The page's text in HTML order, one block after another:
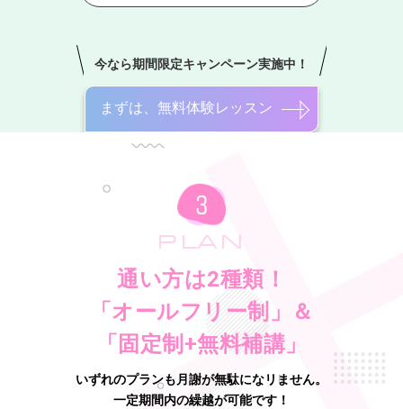
今なら期間限定キャンペーン実施中！
まずは、無料体験レッスン
PLAN
通い方は2種類！
「オールフリー制」＆
「固定制+無料補講」
いずれのプランも月謝が無駄になリません。
一定期間内の繰越が可能です！